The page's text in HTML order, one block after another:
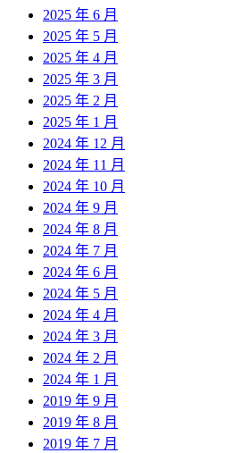
2025 年 6 月
2025 年 5 月
2025 年 4 月
2025 年 3 月
2025 年 2 月
2025 年 1 月
2024 年 12 月
2024 年 11 月
2024 年 10 月
2024 年 9 月
2024 年 8 月
2024 年 7 月
2024 年 6 月
2024 年 5 月
2024 年 4 月
2024 年 3 月
2024 年 2 月
2024 年 1 月
2019 年 9 月
2019 年 8 月
2019 年 7 月